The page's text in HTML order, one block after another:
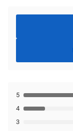
3
4
5